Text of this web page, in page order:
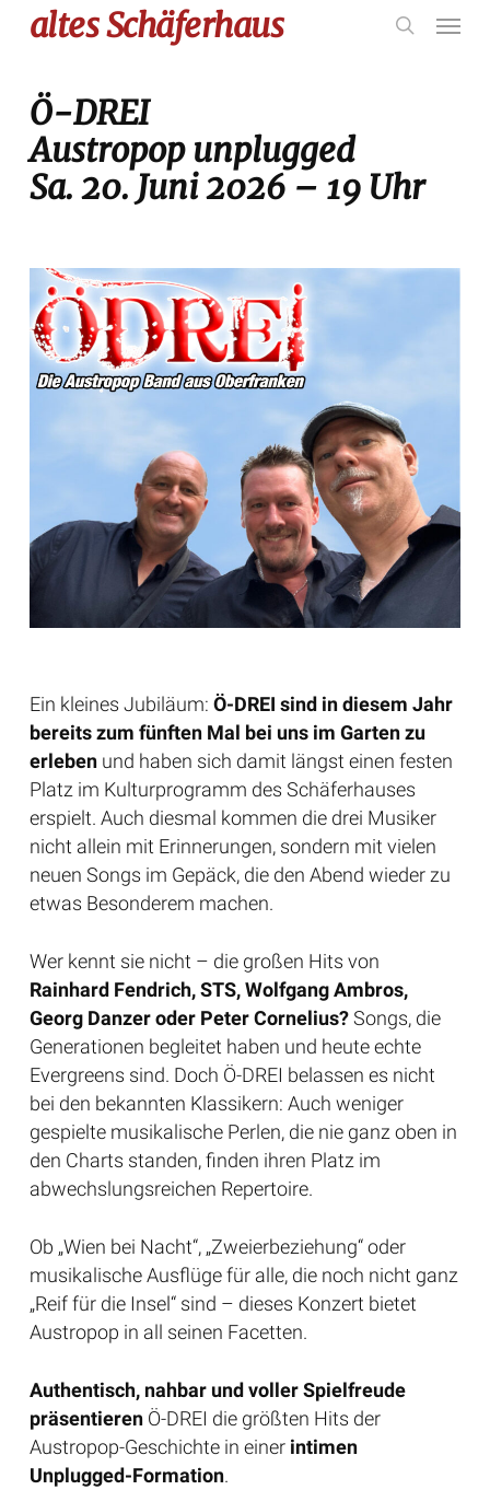
content
altes Schäferhaus
Ö-DREI
Austropop unplugged
Sa. 20. Juni 2026 – 19 Uhr
Ein kleines Jubiläum: Ö-DREI sind in diesem Jahr
bereits zum fünften Mal bei uns im Garten zu
erlebenund haben sich damit längst einen festen
Platz im Kulturprogramm des Schäferhauses
erspielt. Auch diesmal kommen die drei Musiker
nicht allein mit Erinnerungen, sondern mit vielen
neuen Songs im Gepäck, die den Abend wieder zu
etwas Besonderem machen.
Wer kennt sie nicht – die großen Hits von
Rainhard Fendrich, STS, Wolfgang Ambros,
Georg Danzer oder Peter Cornelius?Songs, die
Generationen begleitet haben und heute echte
Evergreens sind. Doch Ö-DREI belassen es nicht
bei den bekannten Klassikern: Auch weniger
gespielte musikalische Perlen, die nie ganz oben in
den Charts standen, finden ihren Platz im
abwechslungsreichen Repertoire.
Ob „Wien bei Nacht“, „Zweierbeziehung“ oder
musikalische Ausflüge für alle, die noch nicht ganz
„Reif für die Insel“ sind – dieses Konzert bietet
Austropop in all seinen Facetten.
Authentisch, nahbar und voller Spielfreude
präsentierenÖ-DREI die größten Hits der
Austropop-Geschichte in einer intimen
Unplugged-Formation.